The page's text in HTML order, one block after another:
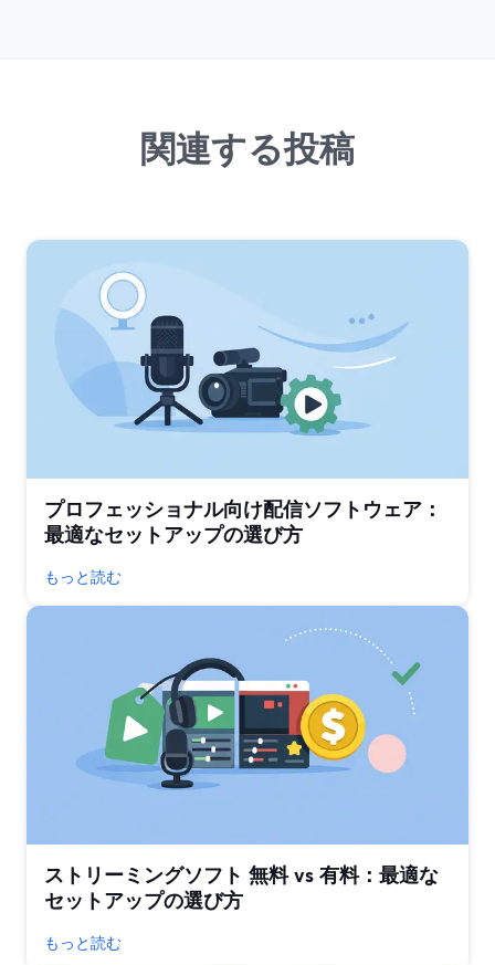
関連する投稿
プロフェッショナル向け配信ソフトウェア：
最適なセットアップの選び方
もっと読む
ストリーミングソフト 無料 vs 有料：最適な
セットアップの選び方
もっと読む